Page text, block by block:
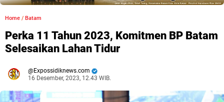
Home / Batam
Perka 11 Tahun 2023, Komitmen BP Batam
Selesaikan Lahan Tidur
Expossidiknews.com
16 Desember, 2023, 12.43 WIB.